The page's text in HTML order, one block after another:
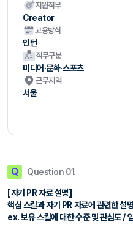
지원직무
Creator
고용방식
인턴
직무구분
미디어·문화·스포츠
근무지역
서울
Q Question 01.
[자기 PR 자료 설명]
핵심 스킬과 자기 PR 자료에 관련한 설
ex. 보유 스킬에 대한 수준 및 관심도 /